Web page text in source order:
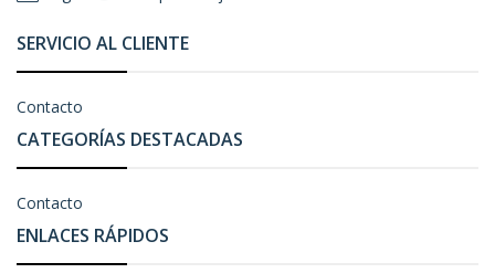
SERVICIO AL CLIENTE
Contacto
CATEGORÍAS DESTACADAS
Contacto
ENLACES RÁPIDOS